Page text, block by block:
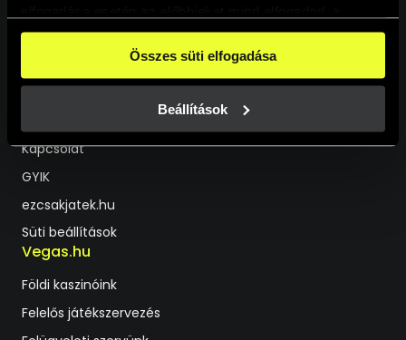
beállításokban pedig egyesével dönthethetsz arról, hogy
a weboldal használatához elengedhetetlen sütiken kívül
A weboldalainkon használt sütikről további információkat
erre a linkre kattintva a Süti tájékoztatónkban
Összes süti elfogadása
Beállítások
Segíthetünk?
Kapcsolat
GYIK
ezcsakjatek.hu
Süti beállítások
Vegas.hu
Földi kaszinóink
Felelős játékszervezés